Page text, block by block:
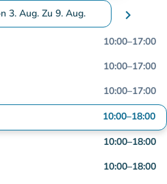
3. Aug. Zu 9. Aug.
den Kalender, um Daten zu
chevron_right
10:00–17:00
10:00–17:00
10:00–17:00
10:00–18:00
10:00–18:00
10:00–18:00